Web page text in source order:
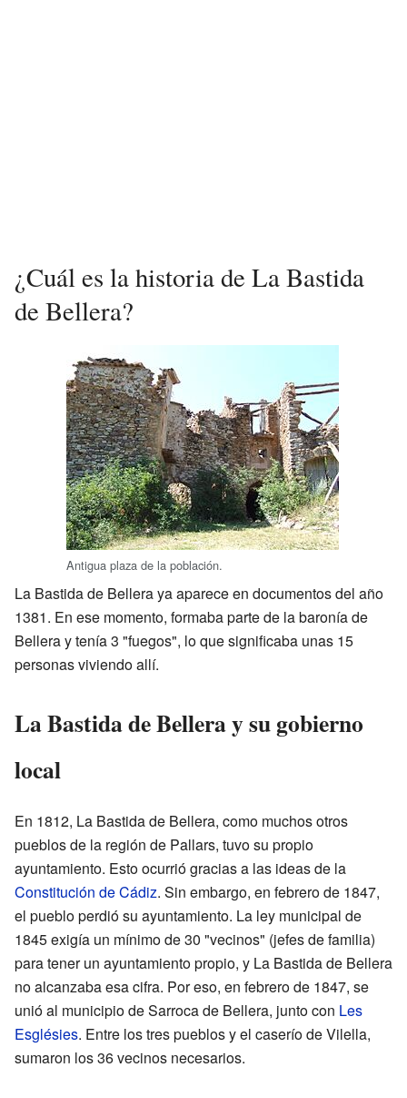
¿Cuál es la historia de La Bastida
de Bellera?
Antigua plaza de la población.
La Bastida de Bellera ya aparece en documentos del año
1381. En ese momento, formaba parte de la baronía de
Bellera y tenía 3 "fuegos", lo que significaba unas 15
personas viviendo allí.
La Bastida de Bellera y su gobierno
local
En 1812, La Bastida de Bellera, como muchos otros
pueblos de la región de Pallars, tuvo su propio
ayuntamiento. Esto ocurrió gracias a las ideas de la
Constitución de Cádiz. Sin embargo, en febrero de 1847,
el pueblo perdió su ayuntamiento. La ley municipal de
1845 exigía un mínimo de 30 "vecinos" (jefes de familia)
para tener un ayuntamiento propio, y La Bastida de Bellera
no alcanzaba esa cifra. Por eso, en febrero de 1847, se
unió al municipio de Sarroca de Bellera, junto con Les
Esglésies. Entre los tres pueblos y el caserío de Vilella,
sumaron los 36 vecinos necesarios.